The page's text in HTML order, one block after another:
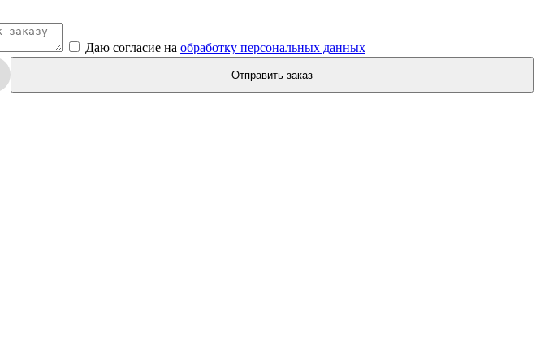
Даю согласие на обработку персональных данных
Отправить заказ